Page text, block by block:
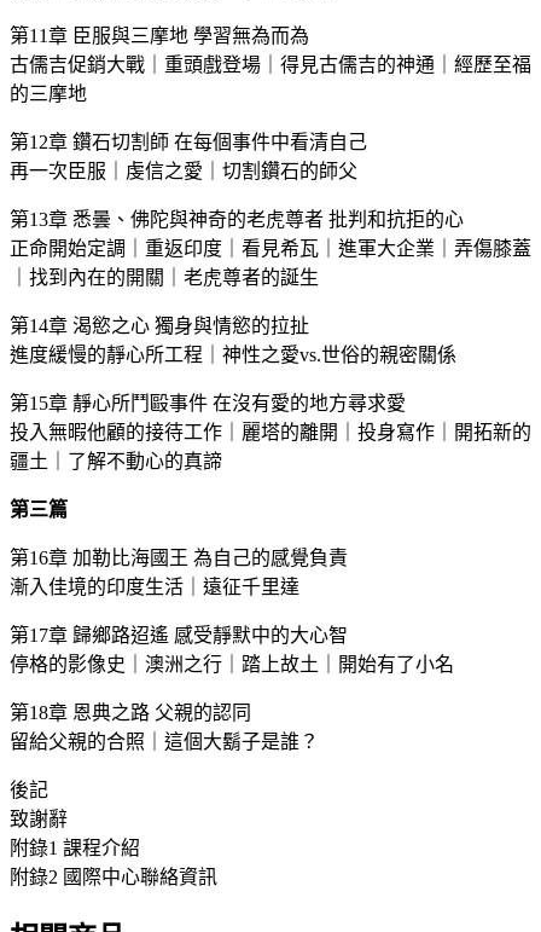
第11章 臣服與三摩地 學習無為而為
古儒吉促銷大戰｜重頭戲登場｜得見古儒吉的神通｜經歷至福
的三摩地
第12章 鑽石切割師 在每個事件中看清自己
再一次臣服｜虔信之愛｜切割鑽石的師父
第13章 悉曇、佛陀與神奇的老虎尊者 批判和抗拒的心
正命開始定調｜重返印度｜看見希瓦｜進軍大企業｜弄傷膝蓋
｜找到內在的開關｜老虎尊者的誕生
第14章 渴慾之心 獨身與情慾的拉扯
進度緩慢的靜心所工程｜神性之愛vs.世俗的親密關係
第15章 靜心所鬥毆事件 在沒有愛的地方尋求愛
投入無暇他顧的接待工作｜麗塔的離開｜投身寫作｜開拓新的
疆土｜了解不動心的真諦
第三篇
第16章 加勒比海國王 為自己的感覺負責
漸入佳境的印度生活｜遠征千里達
第17章 歸鄉路迢遙 感受靜默中的大心智
停格的影像史｜澳洲之行｜踏上故土｜開始有了小名
第18章 恩典之路 父親的認同
留給父親的合照｜這個大鬍子是誰？
後記
致謝辭
附錄1 課程介紹
附錄2 國際中心聯絡資訊